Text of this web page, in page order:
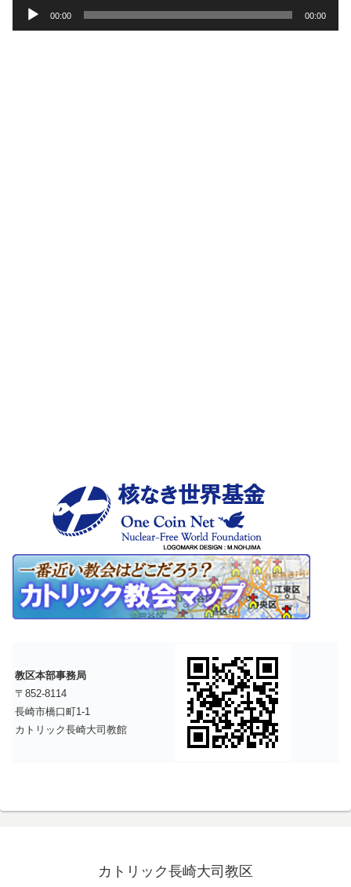
声
00:00 00:00
教区本部事務局
〒852-8114
長崎市橋口町1-1
カトリック長崎大司教館
カトリック長崎大司教区